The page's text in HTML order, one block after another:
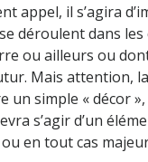
appel, il s’agira
déroulent dans les
ou ailleurs ou
Mais attention,
un simple « décor
s’agir d’un
en tout cas